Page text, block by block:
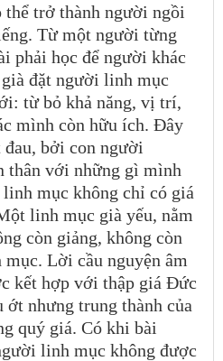
trở thành người ngồi
Từ một người từng
phải học để người khác
đặt người linh mục
từ bỏ khả năng, vị trí,
mình còn hữu ích. Đây
bởi con người
thân với những gì mình
mục không chỉ có giá
linh mục già yếu, nằm
còn giảng, không còn
Lời cầu nguyện âm
kết hợp với thập giá Đức
nhưng trung thành của
quý giá. Có khi bài
linh mục không được